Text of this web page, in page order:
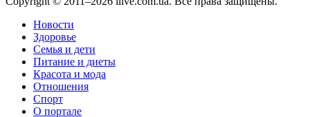
Новости
Здоровье
Семья и дети
Питание и диеты
Красота и мода
Отношения
Спорт
О портале